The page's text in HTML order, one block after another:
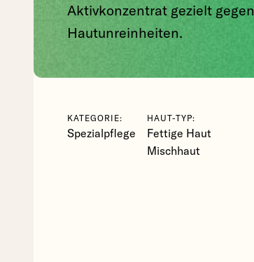
Aktivkonzentrat gezielt gegen
Hautunreinheiten.
KATEGORIE:
Spezialpflege
HAUT-TYP:
Fettige Haut
Mischhaut